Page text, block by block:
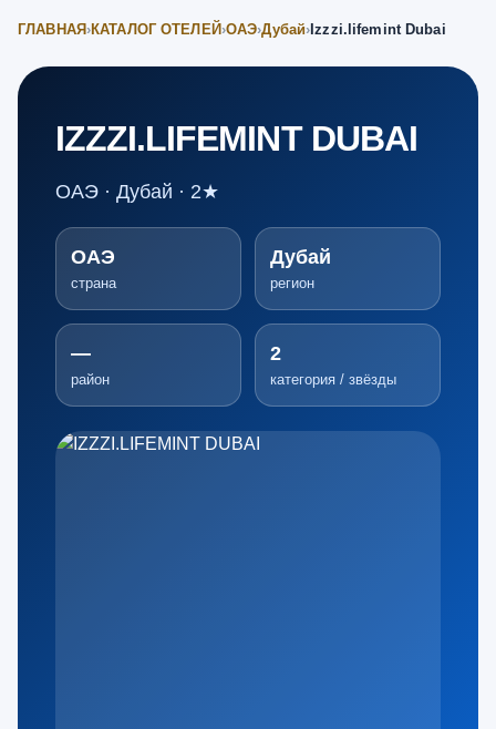
ГЛАВНАЯ ›КАТАЛОГ ОТЕЛЕЙ ›ОАЭ›Дубай› Izzzi.lifemint Dubai
IZZZI.LIFEMINT DUBAI
ОАЭ · Дубай · 2★
ОАЭ
страна
Дубай
регион
—
район
2
категория / звёзды